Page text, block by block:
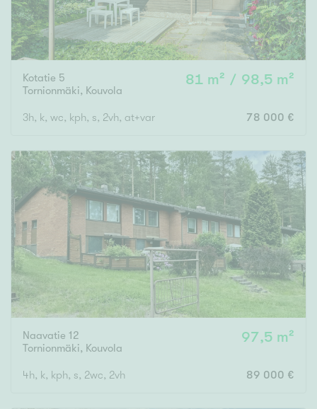
Kotatie 5
Tornionmäki, Kouvola
81 m² / 98,5 m²
3h, k, wc, kph, s, 2vh, at+var 78 000 €
Naavatie 12
Tornionmäki, Kouvola
97,5 m²
4h, k, kph, s, 2wc, 2vh 89 000 €